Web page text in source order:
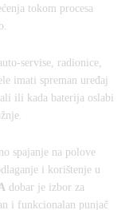
tokom procesa
servise, radionice,
imati spreman uređaj
ili kada baterija oslabi
spajanje na polove
i korištenje u
dobar je izbor za
i funkcionalan punjač